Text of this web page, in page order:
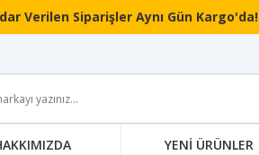
Verilen Siparişler Aynı Gün Kargo'da!
YENİ ÜRÜNLER